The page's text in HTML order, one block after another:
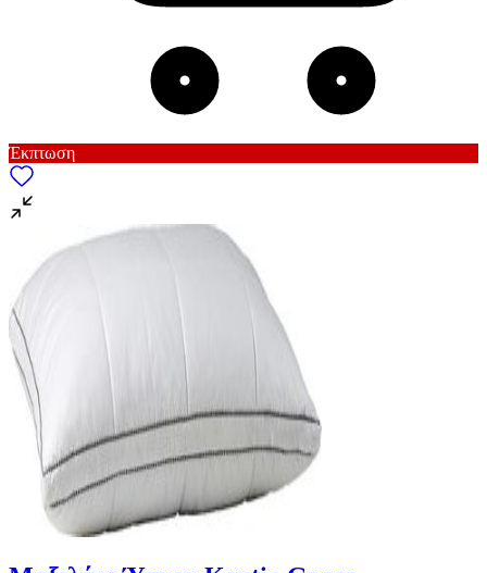
Έκπτωση